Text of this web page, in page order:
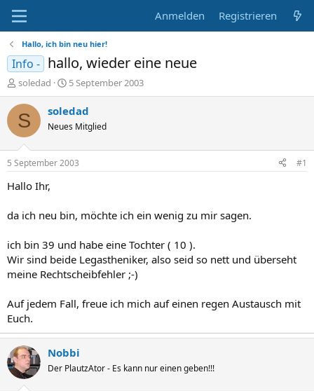
Anmelden Registrieren
Hallo, ich bin neu hier!
Info - hallo, wieder eine neue
E
r
s
t
l
e
r
soledad
E
r
s
e
l
t
5 September 2003
S soledad
Neues Mitglied
5 September 2003 #1
Hallo Ihr,
da ich neu bin, möchte ich ein wenig zu mir sagen.
ich bin 39 und habe eine Tochter ( 10 ).
Wir sind beide Legastheniker, also seid so nett und überseht
meine Rechtscheibfehler ;-)
Auf jedem Fall, freue ich mich auf einen regen Austausch mit
Euch.
Nobbi
Der PlautzAtor - Es kann nur einen geben!!!